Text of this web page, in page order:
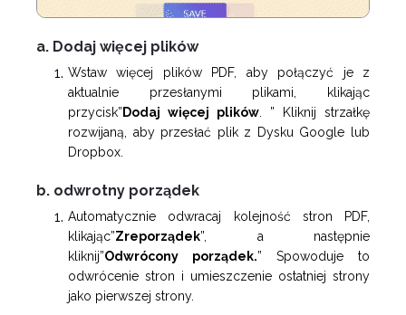
a. Dodaj więcej plików
Wstaw więcej plików PDF, aby połączyć je z
aktualnie przesłanymi plikami, klikając
przycisk” Dodaj więcej plików . ” Kliknij strzałkę
rozwijaną, aby przesłać plik z Dysku Google lub
Dropbox.
b. odwrotny porządek
Automatycznie odwracaj kolejność stron PDF,
klikając”Zreporządek”, a następnie
kliknij”Odwrócony porządek.” Spowoduje to
odwrócenie stron i umieszczenie ostatniej strony
jako pierwszej strony.